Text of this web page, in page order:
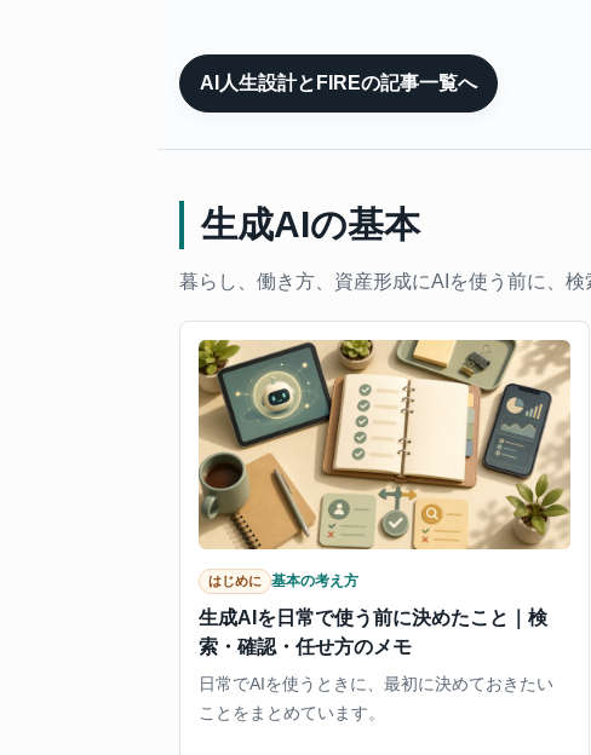
AI人生設計とFIREの記事一覧へ
生成AIの基本
暮らし、働き方、資産形成にAIを使う前に、
はじめに 基本の考え方
生成AIを日常で使う前に決めたこと｜検
索・確認・任せ方のメモ
日常でAIを使うときに、最初に決めておきたい
ことをまとめています。